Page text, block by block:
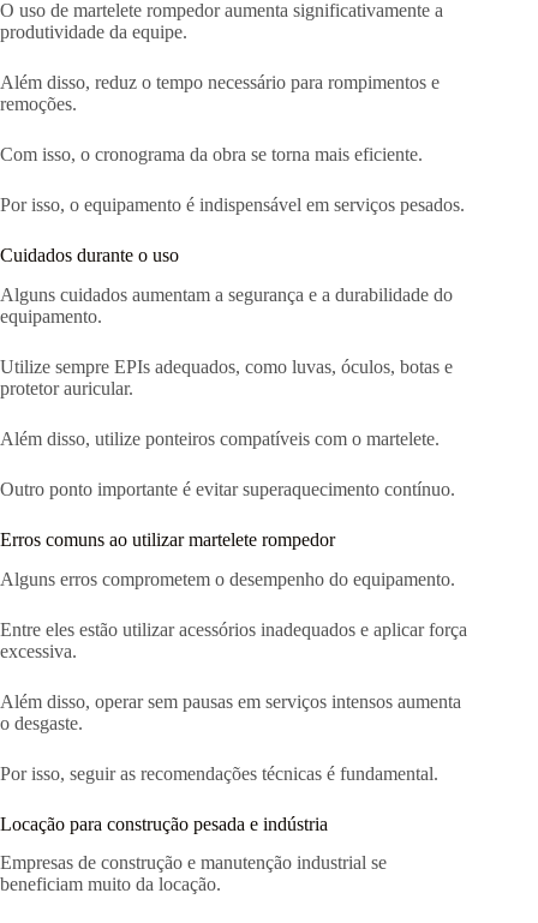
O uso de martelete rompedor aumenta significativamente a
produtividade da equipe.
Além disso, reduz o tempo necessário para rompimentos e
remoções.
Com isso, o cronograma da obra se torna mais eficiente.
Por isso, o equipamento é indispensável em serviços pesados.
Cuidados durante o uso
Alguns cuidados aumentam a segurança e a durabilidade do
equipamento.
Utilize sempre EPIs adequados, como luvas, óculos, botas e
protetor auricular.
Além disso, utilize ponteiros compatíveis com o martelete.
Outro ponto importante é evitar superaquecimento contínuo.
Erros comuns ao utilizar martelete rompedor
Alguns erros comprometem o desempenho do equipamento.
Entre eles estão utilizar acessórios inadequados e aplicar força
excessiva.
Além disso, operar sem pausas em serviços intensos aumenta
o desgaste.
Por isso, seguir as recomendações técnicas é fundamental.
Locação para construção pesada e indústria
Empresas de construção e manutenção industrial se
beneficiam muito da locação.